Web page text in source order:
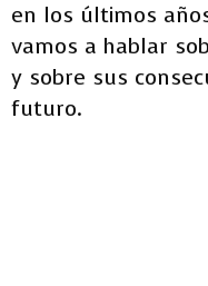
en los últimos
vamos a hablar
y sobre sus
futuro.